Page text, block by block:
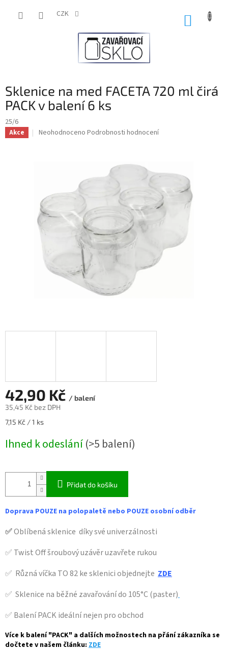
CZK
Sklenice na med FACETA 720 ml čirá
PACK v balení 6 ks
25/6
Akce
Průměrné
hvězdiček.
Neohodnoceno Podrobnosti hodnocení
42,90 Kč / balení
35,45 Kč bez DPH
Měrná
7,15 Kč / 1 ks
Ihned k odeslání(>5 balení)
Přidat do košíku
Doprava POUZE na polopaletě nebo POUZE osobní odběr
✅Oblíbená sklenice díky své univerzálnosti
✅ Twist Off šroubový uzávěr uzavřete rukou
✅ Různá víčka TO 82 ke sklenici objednejte ZDE
✅ Sklenice na běžné zavařování do 105°C (paster)
✅ Balení PACK ideální nejen pro obchod
Více k balení "PACK" a dalších možnostech na přání zákazníka se
dočtete v našem článku: ZDE